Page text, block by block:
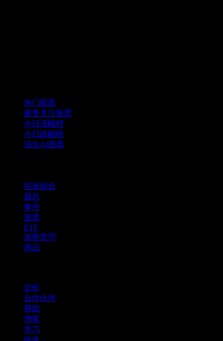
热门股票
最受关注股票
今日涨幅榜
今日跌幅榜
顶尖AI股票
投资组合
股息
事件
股票
ETF
加密货币
商品
定价
合作伙伴
帮助
博客
学习